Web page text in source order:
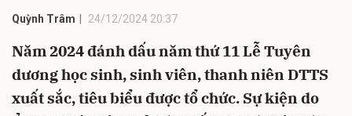
Quỳnh Trâm 24/12/2024 20:37
Năm 2024 đánh dấu năm thứ 11 Lễ Tuyên
dương học sinh, sinh viên, thanh niên DTTS
xuất sắc, tiêu biểu được tổ chức. Sự kiện do